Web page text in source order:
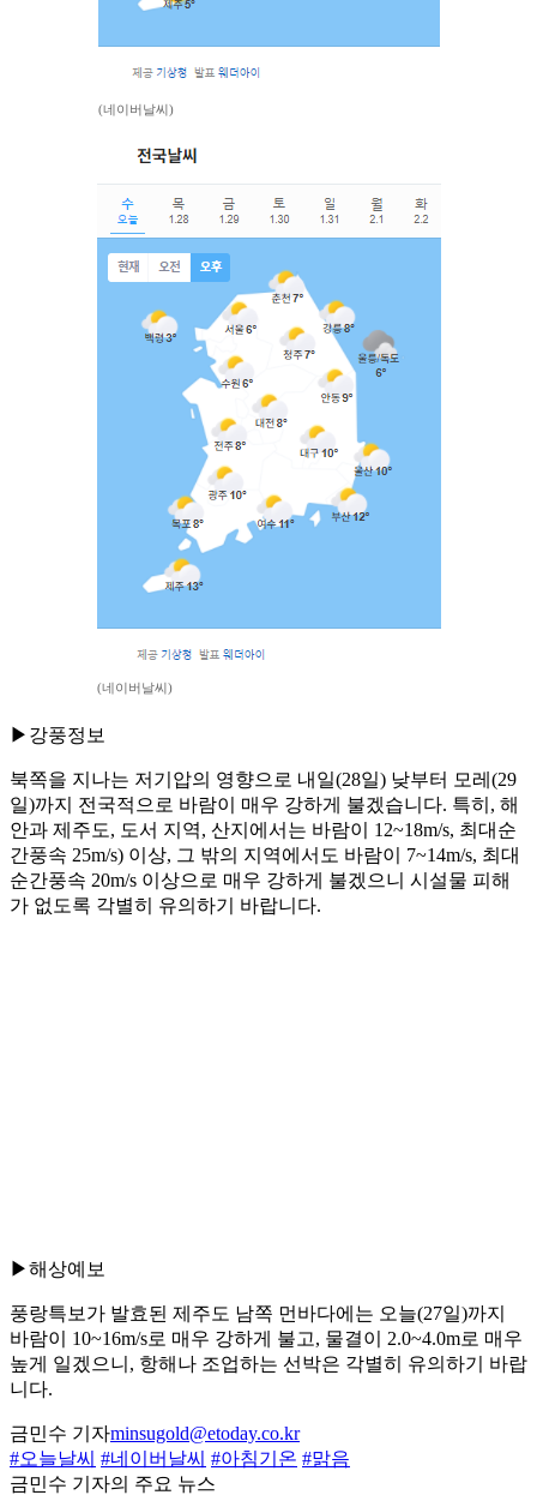
(네이버날씨)
(네이버날씨)
▶강풍정보
북쪽을 지나는 저기압의 영향으로 내일(28일) 낮부터 모레(29
일)까지 전국적으로 바람이 매우 강하게 불겠습니다. 특히, 해
안과 제주도, 도서 지역, 산지에서는 바람이 12~18m/s, 최대순
간풍속 25m/s) 이상, 그 밖의 지역에서도 바람이 7~14m/s, 최대
순간풍속 20m/s 이상으로 매우 강하게 불겠으니 시설물 피해
가 없도록 각별히 유의하기 바랍니다.
▶해상예보
풍랑특보가 발효된 제주도 남쪽 먼바다에는 오늘(27일)까지
바람이 10~16m/s로 매우 강하게 불고, 물결이 2.0~4.0m로 매우
높게 일겠으니, 항해나 조업하는 선박은 각별히 유의하기 바랍
니다.
금민수 기자minsugold@etoday.co.kr
#오늘날씨 #네이버날씨 #아침기온 #맑음
금민수 기자의 주요 뉴스